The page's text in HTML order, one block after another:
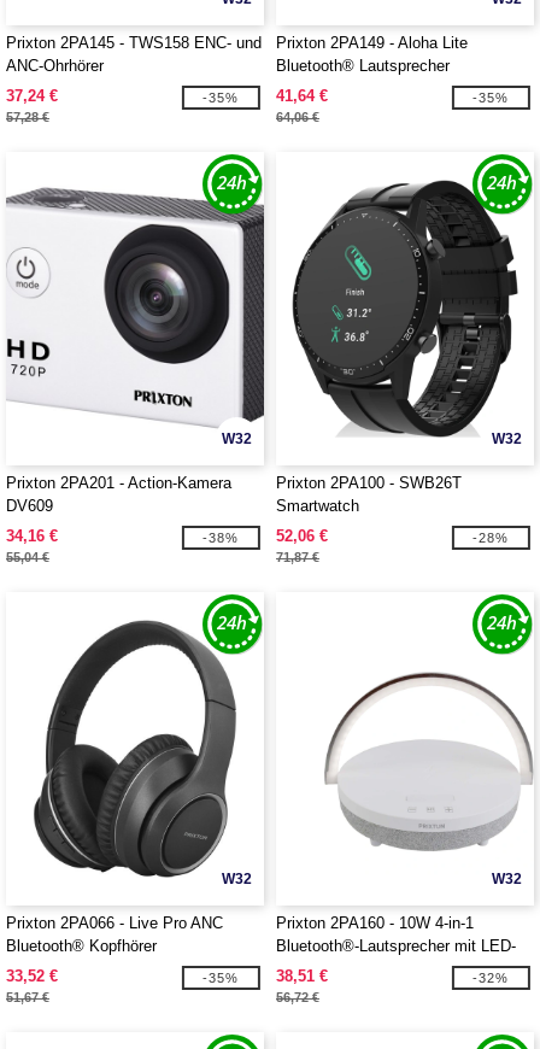
Prixton 2PA145 - TWS158 ENC- und
ANC-Ohrhörer
37,24 €
57,28 €
-35%
Prixton 2PA149 - Aloha Lite
Bluetooth® Lautsprecher
41,64 €
64,06 €
-35%
W32
Prixton 2PA201 - Action-Kamera
DV609
34,16 €
55,04 €
-38%
W32
Prixton 2PA100 - SWB26T
Smartwatch
52,06 €
71,87 €
-28%
W32
Prixton 2PA066 - Live Pro ANC
Bluetooth® Kopfhörer
33,52 €
51,67 €
-35%
W32
Prixton 2PA160 - 10W 4-in-1
Bluetooth®-Lautsprecher mit LED-
Licht und kabelloser Ladestation
38,51 €
56,72 €
-32%